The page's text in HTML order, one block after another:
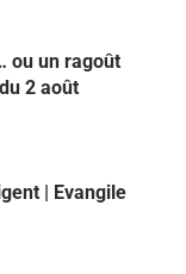
ou un ragoût
2 août
| Evangile